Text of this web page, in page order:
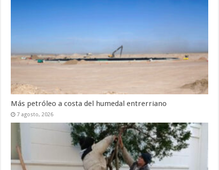
Más petróleo a costa del humedal entrerriano
7 agosto, 2026